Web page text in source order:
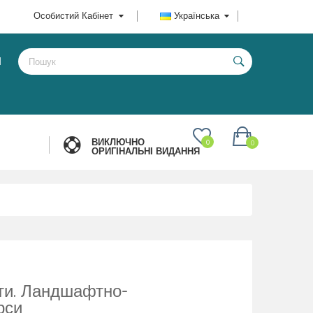
Українська
Особистий Кабінет
ВИКЛЮЧНО
ОРИГІНАЛЬНІ ВИДАННЯ
0
0
Ландшафтно-